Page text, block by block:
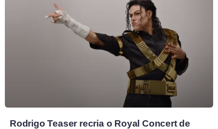
Rodrigo Teaser recria o Royal Concert de